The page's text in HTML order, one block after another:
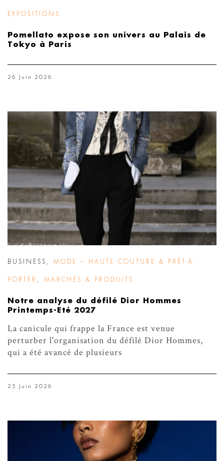
EXPOSITIONS
Pomellato expose son univers au Palais de
Tokyo à Paris
26 Juin 2026
BUSINESS MODE – HAUTE COUTURE & PRÊT-À-
PORTER MARCHÉS & PRODUITS
Notre analyse du défilé Dior Hommes
Printemps-Eté 2027
La canicule qui frappe la France est venue
perturber l'organisation du défilé Dior Hommes,
qui a été avancé de plusieurs
25 Juin 2026